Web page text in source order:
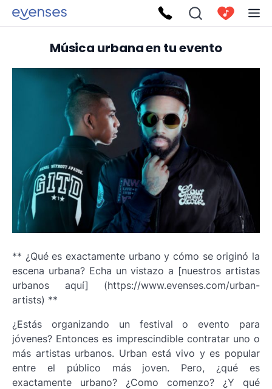
Música urbana en tu evento
** ¿Qué es exactamente urbano y cómo se originó la
escena urbana? Echa un vistazo a [nuestros artistas
urbanos aquí] (https://www.evenses.com/urban-
artists) **
¿Estás organizando un festival o evento para
jóvenes? Entonces es imprescindible contratar uno o
más artistas urbanos. Urban está vivo y es popular
entre el público más joven. Pero, ¿qué es
exactamente urbano? ¿Como comenzo? ¿Y qué